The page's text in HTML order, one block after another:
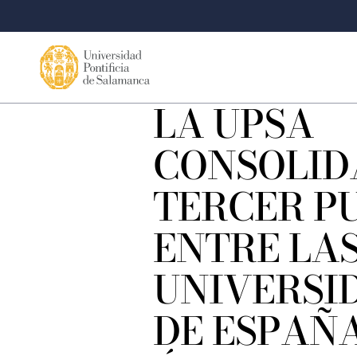
LA UPSA
TERCER
ENTRE
DE